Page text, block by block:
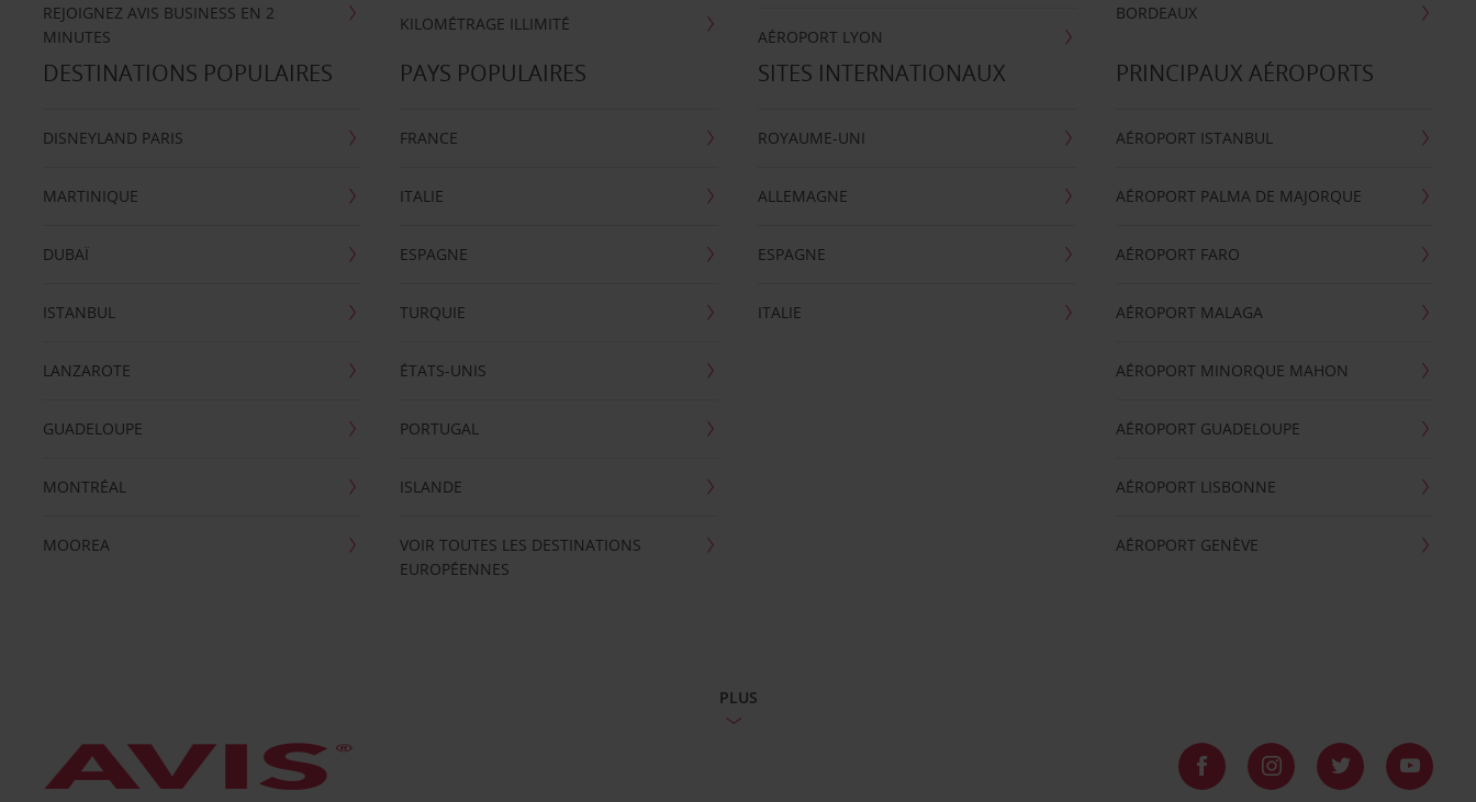
REJOIGNEZ AVIS BUSINESS EN 2
MINUTES
KILOMÉTRAGE ILLIMITÉ
AÉROPORT LYON
BORDEAUX
DESTINATIONS POPULAIRES
DISNEYLAND PARIS
MARTINIQUE
DUBAÏ
ISTANBUL
LANZAROTE
GUADELOUPE
MONTRÉAL
MOOREA
PAYS POPULAIRES
FRANCE
ITALIE
ESPAGNE
TURQUIE
ÉTATS-UNIS
PORTUGAL
ISLANDE
VOIR TOUTES LES DESTINATIONS
EUROPÉENNES
SITES INTERNATIONAUX
ROYAUME-UNI
ALLEMAGNE
ESPAGNE
ITALIE
PRINCIPAUX AÉROPORTS
AÉROPORT ISTANBUL
AÉROPORT PALMA DE MAJORQUE
AÉROPORT FARO
AÉROPORT MALAGA
AÉROPORT MINORQUE MAHON
AÉROPORT GUADELOUPE
AÉROPORT LISBONNE
AÉROPORT GENÈVE
PLUS